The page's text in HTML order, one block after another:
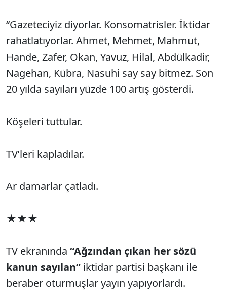
“Gazeteciyiz diyorlar. Konsomatrisler. İktidar
rahatlatıyorlar. Ahmet, Mehmet, Mahmut,
Hande, Zafer, Okan, Yavuz, Hilal, Abdülkadir,
Nagehan, Kübra, Nasuhi say say bitmez. Son
20 yılda sayıları yüzde 100 artış gösterdi.
Köşeleri tuttular.
TV’leri kapladılar.
Ar damarlar çatladı.
★★★
TV ekranında “Ağzından çıkan her sözü
kanun sayılan” iktidar partisi başkanı ile
beraber oturmuşlar yayın yapıyorlardı.